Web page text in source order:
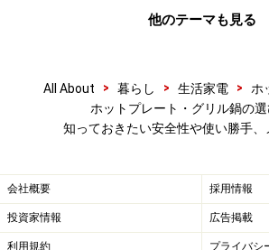
スしやすいタイプを選んでおきましょ
他のテーマも見る
All About > 暮らし > 生活家電 > ホ
ホットプレート・グリル鍋の
知っておきたい安全性や使い勝手、
会社概要 採用情報
投資家情報 広告掲載
利用規約 プライバシ